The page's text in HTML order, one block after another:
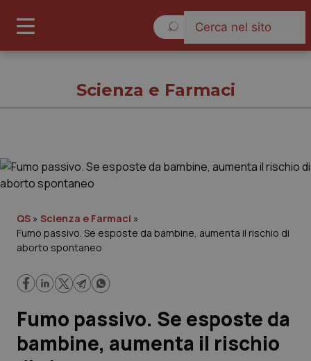
Governo e Parlamento
Regioni e Asl
Lavoro e Professioni
Scienza e Farmaci
Scienza e Farmaci
QS » Scienza e Farmaci »
Fumo passivo. Se esposte da bambine, aumenta il rischio di
aborto spontaneo
Fumo passivo. Se esposte da
bambine, aumenta il rischio